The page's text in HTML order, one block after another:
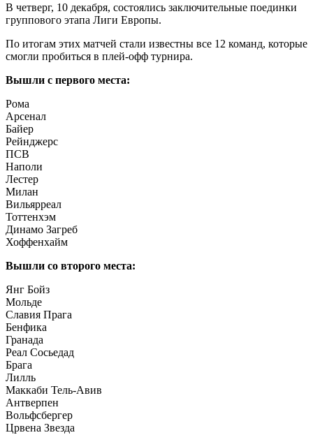
В четверг, 10 декабря, состоялись заключительные поединки
группового этапа Лиги Европы.
По итогам этих матчей стали известны все 12 команд, которые
смогли пробиться в плей-офф турнира.
Вышли с первого места:
Рома
Арсенал
Байер
Рейнджерс
ПСВ
Наполи
Лестер
Милан
Вильярреал
Тоттенхэм
Динамо Загреб
Хоффенхайм
Вышли со второго места:
Янг Бойз
Мольде
Славия Прага
Бенфика
Гранада
Реал Сосьедад
Брага
Лилль
Маккаби Тель-Авив
Антверпен
Вольфсбергер
Црвена Звезда